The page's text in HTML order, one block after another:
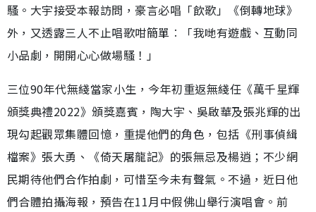
騷。大宇接受本報訪問，豪言必唱「飲歌」《倒轉地球》
外，又透露三人不止唱歌咁簡單︰「我哋有遊戲、互動同
小品劇，開開心心做場騷！」
三位90年代無綫當家小生，今年初重返無綫任《萬千星輝
頒獎典禮2022》頒獎嘉賓，陶大宇、吳啟華及張兆輝的出
現勾起觀眾集體回憶，重提他們的角色，包括《刑事偵緝
檔案》張大勇、《倚天屠龍記》的張無忌及楊逍；不少網
民期待他們合作拍劇，可惜至今未有聲氣。不過，近日他
們合體拍攝海報，預告在11月中假佛山舉行演唱會。前